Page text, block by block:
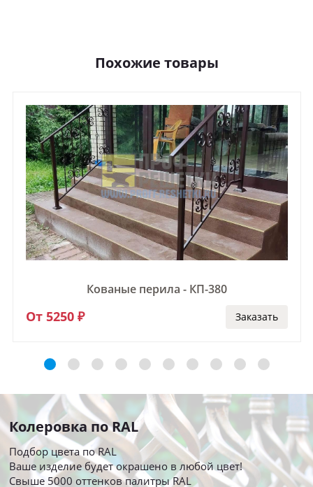
Похожие товары
Кованые перила - КП-380
От 5250 ₽ Заказать
Колеровка по RAL
Подбор цвета по RAL
Ваше изделие будет окрашено в любой цвет!
Свыше 5000 оттенков палитры RAL